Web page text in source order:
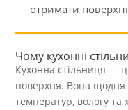
отримати
Чому кухонні
Кухонна стільниця —
поверхня. Вона щодня
температур, вологу